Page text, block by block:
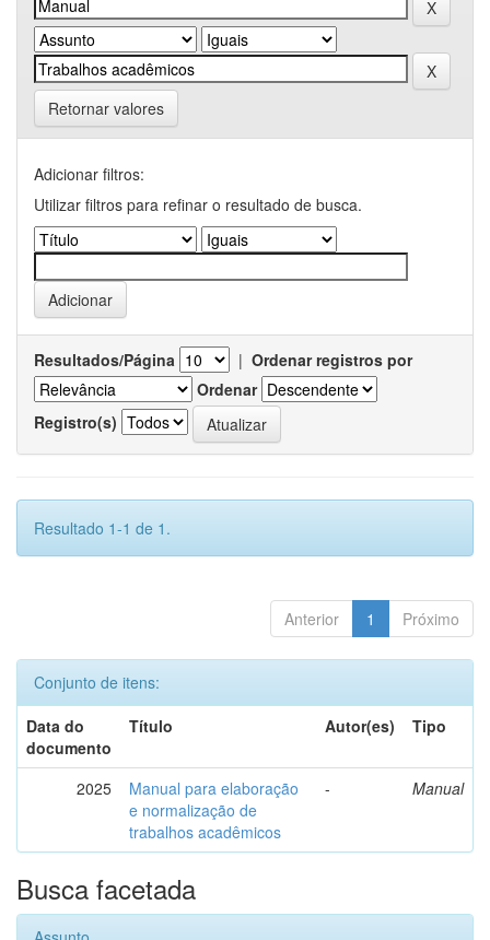
Retornar valores
Adicionar filtros:
Utilizar filtros para refinar o resultado de busca.
Resultados/Página | Ordenar registros por
Ordenar
Registro(s)
Resultado 1-1 de 1.
Anterior 1 Próximo
Conjunto de itens:
Data do
documento
Título Autor(es) Tipo
2025
Manual para elaboração
e normalização de
trabalhos acadêmicos
- Manual
Busca facetada